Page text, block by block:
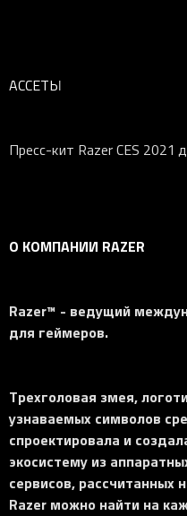
АССЕТЫ
Пресс-кит Razer CES 2021
О КОМПАНИИ RAZER
Razer™ - ведущий
для геймеров.
Трехголовая змея,
узнаваемых символов
спроектировала и
экосистему из
сервисов, рассчитанных
Razer можно найти на